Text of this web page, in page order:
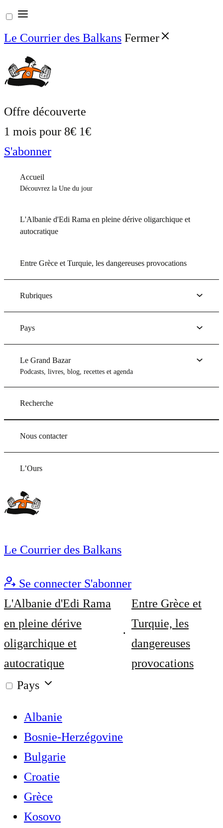
Aller
au
contenu
Le Courrier des Balkans Fermer
Offre découverte
1 mois pour 8€ 1€
S'abonner
Accueil
Découvrez la Une du jour
L'Albanie d'Edi Rama en pleine dérive oligarchique et
autocratique
Entre Grèce et Turquie, les dangereuses provocations
Rubriques
Pays
Le Grand Bazar
Podcasts, livres, blog, recettes et agenda
Recherche
Nous contacter
L’Ours
Le Courrier des Balkans
Se connecter S'abonner
L'Albanie d'Edi Rama
en pleine dérive
oligarchique et
autocratique
Entre Grèce et
Turquie, les
dangereuses
provocations
Pays
Albanie
Bosnie-Herzégovine
Bulgarie
Croatie
Grèce
Kosovo